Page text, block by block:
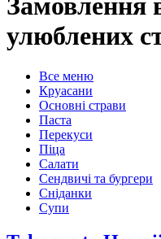
улюблених
Все меню
Круасани
Основні страви
Паста
Перекуси
Піца
Салати
Сендвичі та бургери
Сніданки
Супи